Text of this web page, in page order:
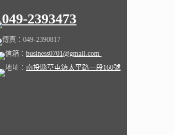
049-2393473
傳真：049-2390817
信箱： business0701@gmail.com
地址： 南投縣草屯鎮太平路一段160號